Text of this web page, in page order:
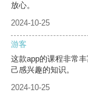
放心。
2024-10-25
游客
这款app的课程非常
己感兴趣的知识。
2024-10-25